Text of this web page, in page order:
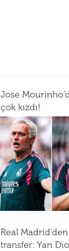
Jose
çok kızdı!
Real
transfer: Yan